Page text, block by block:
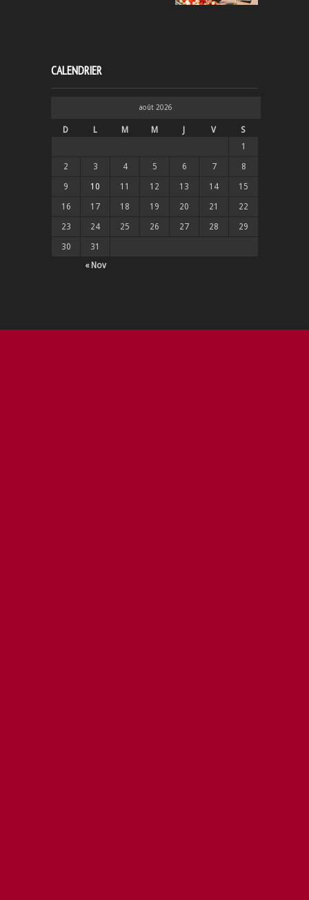
CALENDRIER
août 2026
D L M M J V S
« Nov
1
2 3 4 5 6 7 8
9 10 11 12 13 14 15
16 17 18 19 20 21 22
23 24 25 26 27 28 29
30 31